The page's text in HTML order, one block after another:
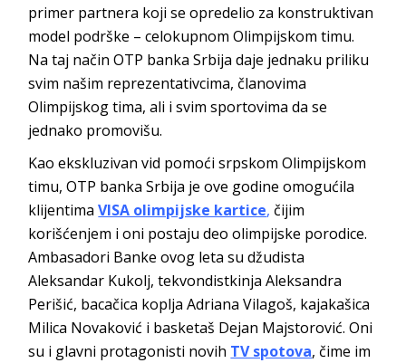
primer partnera koji se opredelio za konstruktivan
model podrške – celokupnom Olimpijskom timu.
Na taj način OTP banka Srbija daje jednaku priliku
svim našim reprezentativcima, članovima
Olimpijskog tima, ali i svim sportovima da se
jednako promovišu.
Kao ekskluzivan vid pomoći srpskom Olimpijskom
timu, OTP banka Srbija je ove godine omogućila
klijentimaVISA olimpijske kartice, čijim
korišćenjem i oni postaju deo olimpijske porodice.
Ambasadori Banke ovog leta su džudista
Aleksandar Kukolj, tekvondistkinja Aleksandra
Perišić, bacačica koplja Adriana Vilagoš, kajakašica
Milica Novaković i basketaš Dejan Majstorović. Oni
su i glavni protagonisti novih TV spotova, čime im